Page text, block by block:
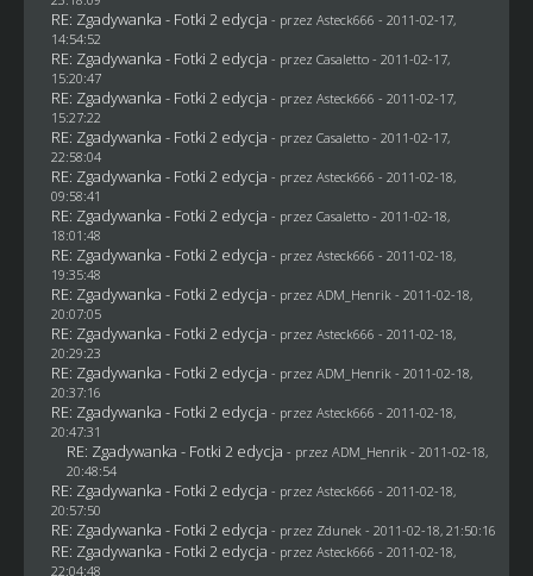
RE: Zgadywanka - Fotki 2 edycja - przez Asteck666 - 2011-02-17,
14:54:52
RE: Zgadywanka - Fotki 2 edycja - przez Casaletto- 2011-02-17,
15:20:47
RE: Zgadywanka - Fotki 2 edycja - przez Asteck666 - 2011-02-17,
15:27:22
RE: Zgadywanka - Fotki 2 edycja - przez Casaletto- 2011-02-17,
22:58:04
RE: Zgadywanka - Fotki 2 edycja - przez Asteck666 - 2011-02-18,
09:58:41
RE: Zgadywanka - Fotki 2 edycja - przez Casaletto- 2011-02-18,
18:01:48
RE: Zgadywanka - Fotki 2 edycja - przez Asteck666 - 2011-02-18,
19:35:48
RE: Zgadywanka - Fotki 2 edycja - przez ADM_Henrik - 2011-02-18,
20:07:05
RE: Zgadywanka - Fotki 2 edycja - przez Asteck666 - 2011-02-18,
20:29:23
RE: Zgadywanka - Fotki 2 edycja - przez ADM_Henrik - 2011-02-18,
20:37:16
RE: Zgadywanka - Fotki 2 edycja - przez Asteck666 - 2011-02-18,
20:47:31
RE: Zgadywanka - Fotki 2 edycja - przez ADM_Henrik - 2011-02-18,
20:48:54
RE: Zgadywanka - Fotki 2 edycja - przez Asteck666 - 2011-02-18,
20:57:50
RE: Zgadywanka - Fotki 2 edycja - przez Zdunek - 2011-02-18, 21:50:16
RE: Zgadywanka - Fotki 2 edycja - przez Asteck666 - 2011-02-18,
22:04:48